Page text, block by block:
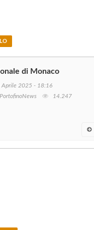
di Monaco
Aprile 2025 - 18:16
14.247